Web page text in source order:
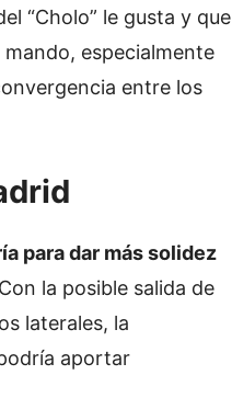
“Cholo” le gusta y que
especialmente
entre los
para dar más solidez
Con la posible salida de
laterales, la
aportar